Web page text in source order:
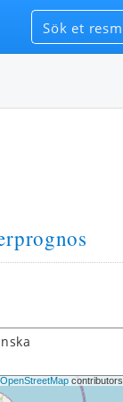
OpenStreetMap contributors